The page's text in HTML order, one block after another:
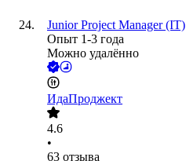
Junior Project Manager (IT)
Опыт 1-3 года
Можно удалённо
ИдаПроджект
4.6
•
63 отзыва